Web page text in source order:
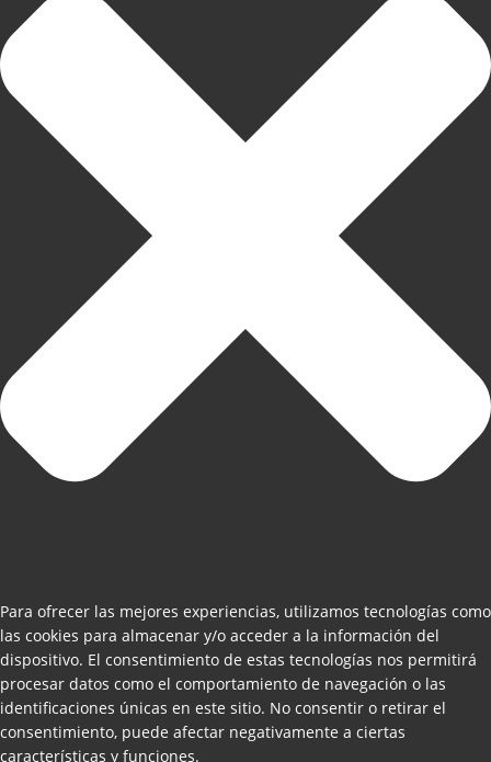
Para ofrecer las mejores experiencias, utilizamos tecnologías como
las cookies para almacenar y/o acceder a la información del
dispositivo. El consentimiento de estas tecnologías nos permitirá
procesar datos como el comportamiento de navegación o las
identificaciones únicas en este sitio. No consentir o retirar el
consentimiento, puede afectar negativamente a ciertas
características y funciones.